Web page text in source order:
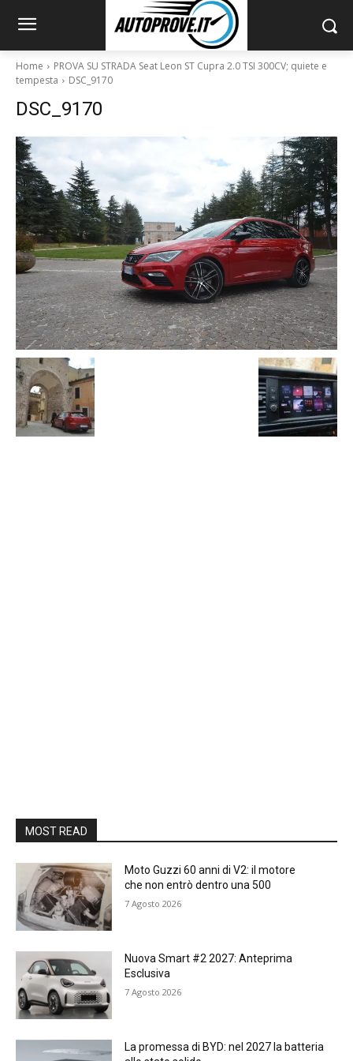
Home
PROVA SU STRADA Seat Leon ST Cupra 2.0 TSI 300CV; quiete e
tempesta
DSC_9170
DSC_9170
MOST READ
Moto Guzzi 60 anni di V2: il motore
che non entrò dentro una 500
7 Agosto 2026
Nuova Smart #2 2027: Anteprima
Esclusiva
7 Agosto 2026
La promessa di BYD: nel 2027 la batteria